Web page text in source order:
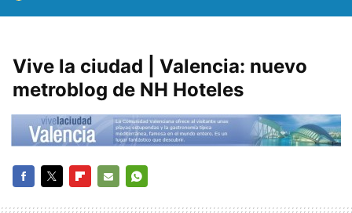
Vive la ciudad | Valencia: nuevo
metroblog de NH Hoteles